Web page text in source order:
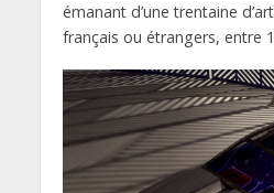
émanant d’une trentaine
français ou étrangers, entre